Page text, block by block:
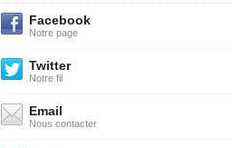
Facebook
Notre page
Twitter
Notre fil
Email
Nous contacter